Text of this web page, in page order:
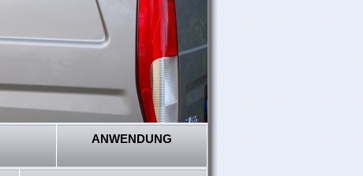
ANWENDUNG